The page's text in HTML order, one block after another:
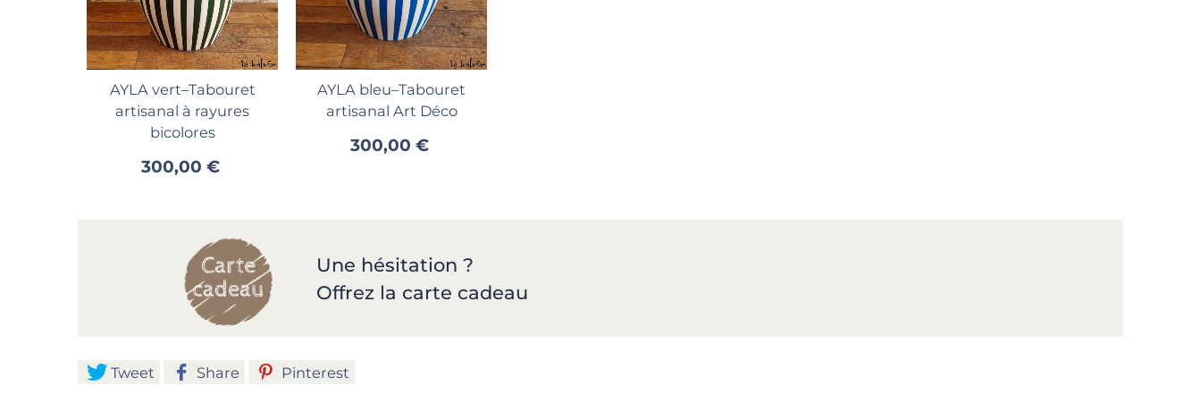
Ajouter au panier
AYLA vert–Tabouret
artisanal à rayures
bicolores
300,00 €
Ajouter au panier
AYLA bleu–Tabouret
artisanal Art Déco
300,00 €
Une hésitation ?
Offrez la carte cadeau
Tweet Share Pinterest